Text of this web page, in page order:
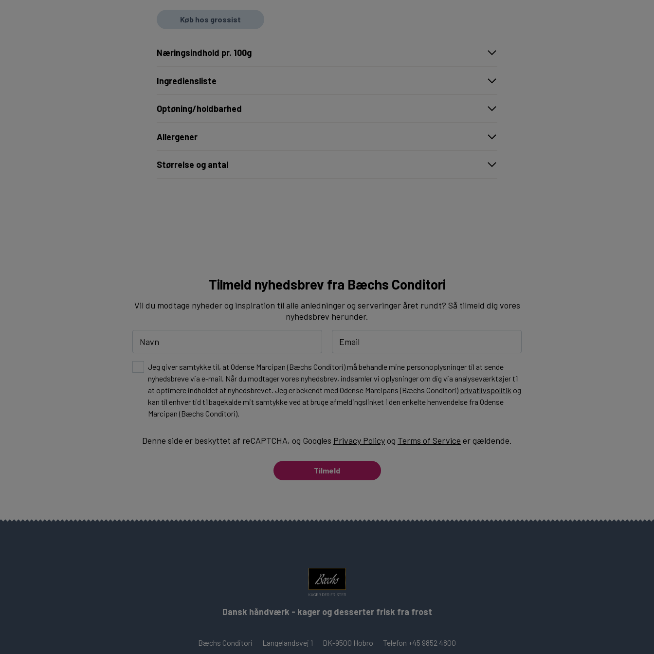
Køb hos grossist
Næringsindhold pr. 100g
Ingrediensliste
Optøning/holdbarhed
Allergener
Størrelse og antal
Tilmeld nyhedsbrev fra Bæchs Conditori
Vil du modtage nyheder og inspiration til alle anledninger og serveringer året rundt? Så tilmeld dig vores
nyhedsbrev herunder.
Jeg giver samtykke til, at Odense Marcipan (Bæchs Conditori) må behandle mine personoplysninger til at sende
nyhedsbreve via e-mail. Når du modtager vores nyhedsbrev, indsamler vi oplysninger om dig via analyseværktøjer til
at optimere indholdet af nyhedsbrevet. Jeg er bekendt med Odense Marcipans (Bæchs Conditori) privatlivspolitik og
kan til enhver tid tilbagekalde mit samtykke ved at bruge afmeldingslinket i den enkelte henvendelse fra Odense
Marcipan (Bæchs Conditori).
Denne side er beskyttet af reCAPTCHA, og Googles Privacy Policyog Terms of Service er gældende.
Tilmeld
Dansk håndværk - kager og desserter frisk fra frost
Bæchs Conditori Langelandsvej 1 DK-9500 Hobro Telefon +45 9852 4800